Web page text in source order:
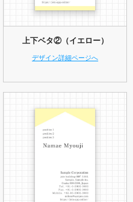
上下ベタ②（イエロー）
デザイン詳細ページへ